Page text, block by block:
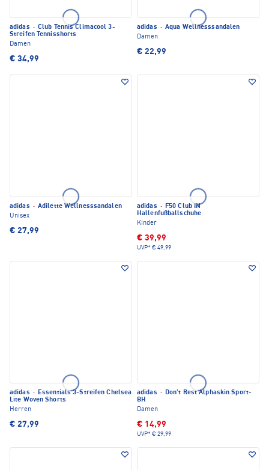
adidas · Club Tennis Climacool 3-
Streifen Tennisshorts
Damen
€ 34,99
adidas · Aqua Wellnesssandalen
Damen
€ 22,99
adidas · Adilette Wellnesssandalen
Unisex
€ 27,99
adidas · F50 Club IN
Hallenfußballschuhe
Kinder
€ 39,99
UVP* € 49,99
adidas · Essentials 3-Streifen Chelsea
Lite Woven Shorts
Herren
€ 27,99
adidas · Don't Rest Alphaskin Sport-
BH
Damen
€ 14,99
UVP* € 29,99